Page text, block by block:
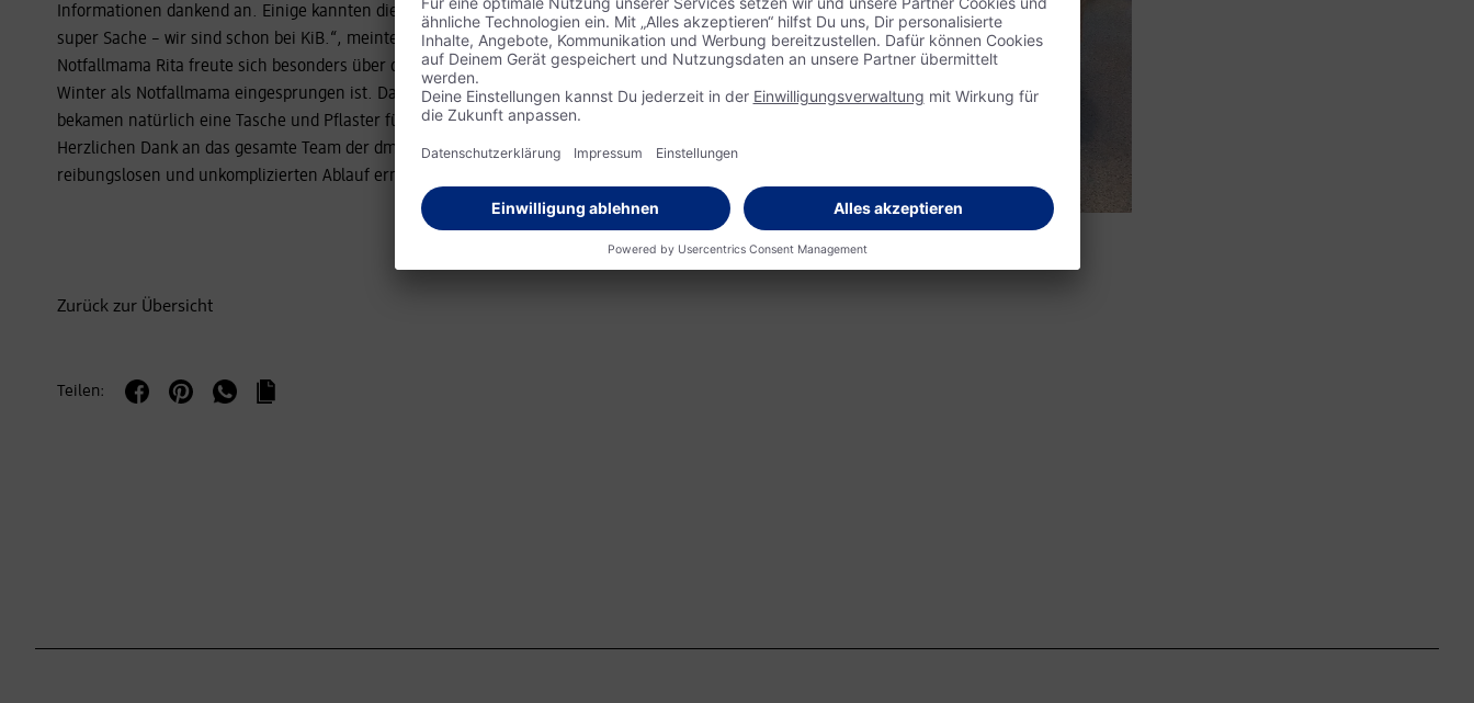
Informationen dankend an. Einige kannten die Organisation aber auch schon. „Eine
super Sache – wir sind schon bei KiB.“, meinte eine Mutter lachend im Vorbeigehen.
Notfallmama Rita freute sich besonders über den Besuch einer Familie, bei der sie im
Winter als Notfallmama eingesprungen ist. Damals war die kleine Lea krank. Auch sie
bekamen natürlich eine Tasche und Pflaster für den Notfall.
Herzlichen Dank an das gesamte Team der dm Filiale, das den Infotag und den
reibungslosen und unkomplizierten Ablauf ermöglicht hat!
Zurück zur Übersicht
Teilen: